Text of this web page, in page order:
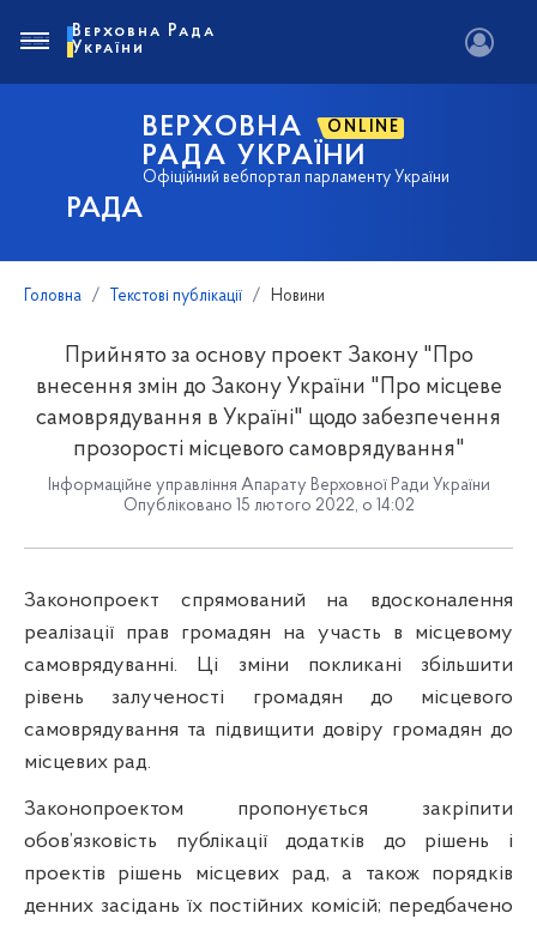
РАДА
ВЕРХОВНА ONLINE
РАДА УКРАЇНИ
Офіційний вебпортал парламенту України
Верховна Рада
України
Головна Текстові публікації Новини
Прийнято за основу проект Закону "Про
внесення змін до Закону України "Про місцеве
самоврядування в Україні" щодо забезпечення
прозорості місцевого самоврядування"
Інформаційне управління Апарату Верховної Ради України
Опубліковано 15 лютого 2022, о 14:02
Законопроект спрямований на вдосконалення
реалізації прав громадян на участь в місцевому
самоврядуванні. Ці зміни покликані збільшити
рівень залученості громадян до місцевого
самоврядування та підвищити довіру громадян до
місцевих рад.
Законопроектом пропонується закріпити
обов’язковість публікації додатків до рішень і
проектів рішень місцевих рад, а також порядків
денних засідань їх постійних комісій; передбачено